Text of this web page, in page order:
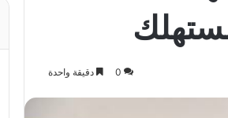
0 دقيقة واحدة